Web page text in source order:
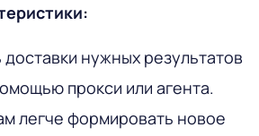
нужных результатов
прокси или агента.
легче формировать новое